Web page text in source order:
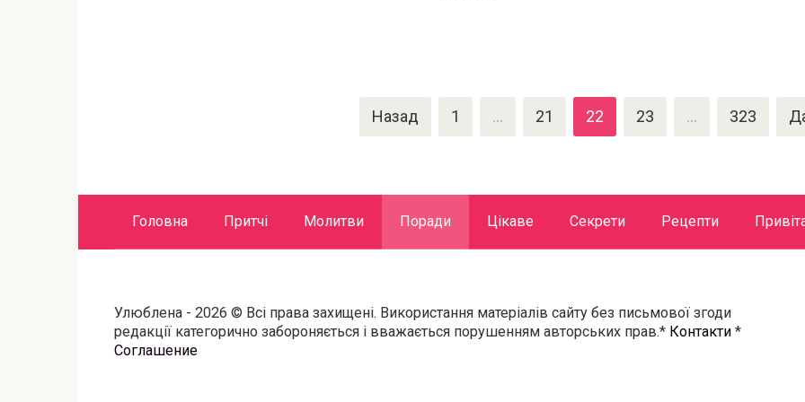
Назад 1 … 21 22 23 … 323
Головна Притчі Молитви Поради Цікаве Секрети Рецепти
Улюблена - 2026 © Всі права захищені. Використання матеріалів сайту без письмової згоди
редакції категорично забороняється і вважається порушенням авторських прав.* Контакти *
Соглашение